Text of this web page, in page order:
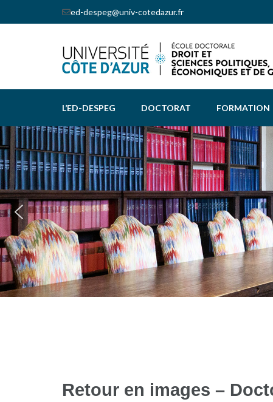
to
ed-despeg@univ-cotedazur.fr
L’ED-DESPEG DOCTORAT FORMATION
Retour en images –